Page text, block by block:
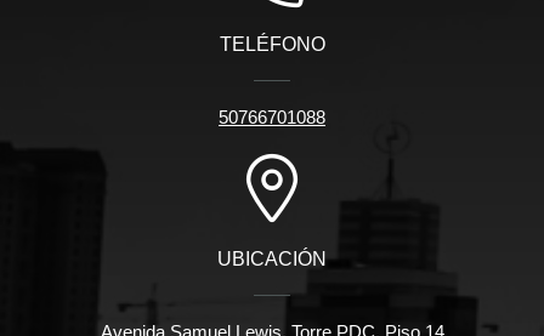
TELÉFONO
50766701088
UBICACIÓN